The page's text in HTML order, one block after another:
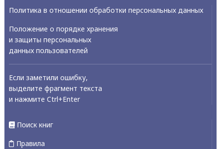
Политика в отношении обработки персональных данных
Положение о порядке хранения
и защиты персональных
данных пользователей
Если заметили ошибку,
выделите фрагмент текста
и нажмите Ctrl+Enter
Поиск книг
Правила